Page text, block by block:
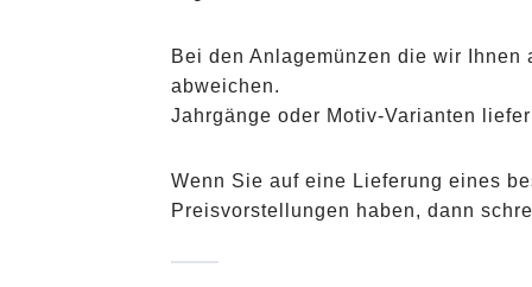
Bei den Anlagemünzen die wir
abweichen.
Jahrgänge oder Motiv-Varianten
Wenn Sie auf eine Lieferung eines
Preisvorstellungen haben, dann